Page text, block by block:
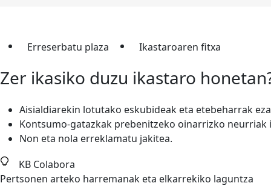
Erreserbatu plaza Ikastaroaren fitxa
Zer ikasiko duzu ikastaro
Aisialdiarekin lotutako eskubideak eta etebeharrak
Kontsumo-gatazkak prebenitzeko oinarrizko neurriak
Non eta nola erreklamatu jakitea.
KB Colabora
Pertsonen arteko harremanak eta elkarrekiko laguntza